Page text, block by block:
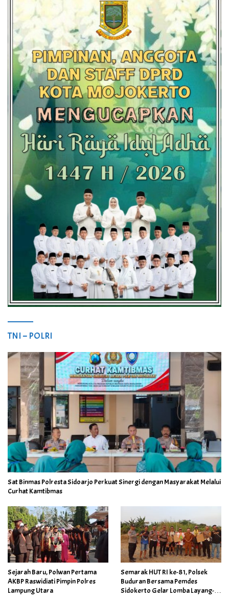
TNI – POLRI
Sat Binmas Polresta Sidoarjo Perkuat Sinergi dengan Masyarakat Melalui
Curhat Kamtibmas
Sejarah Baru, Polwan Pertama
AKBP Raswidiati Pimpin Polres
Lampung Utara
Semarak HUT RI ke-81, Polsek
Buduran Bersama Pemdes
Sidokerto Gelar Lomba Layang-